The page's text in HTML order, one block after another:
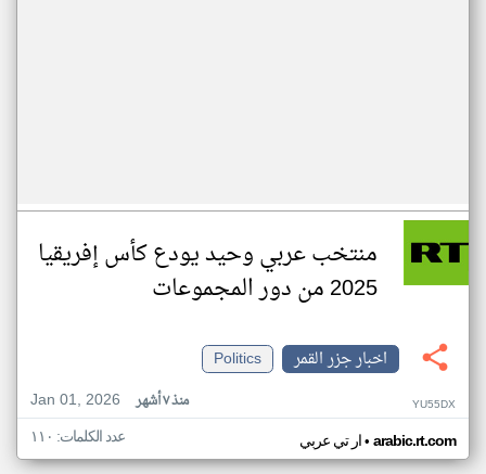
منتخب عربي وحيد يودع كأس إفريقيا
2025 من دور المجموعات
اخبار جزر القمر
Politics
Jan 01, 2026
منذ ٧ أشهر YU55DX
ار تي عربي• arabic.rt.com عدد الكلمات: ١١٠